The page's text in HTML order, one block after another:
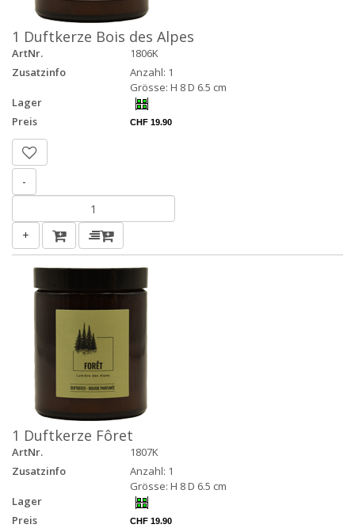
1 Duftkerze Bois des Alpes
ArtNr.
1806K
Zusatzinfo
Anzahl: 1
Grösse: H 8 D 6.5 cm
Lager
Preis
CHF 19.90
-
+
1 Duftkerze Fôret
ArtNr.
1807K
Zusatzinfo
Anzahl: 1
Grösse: H 8 D 6.5 cm
Lager
Preis
CHF 19.90